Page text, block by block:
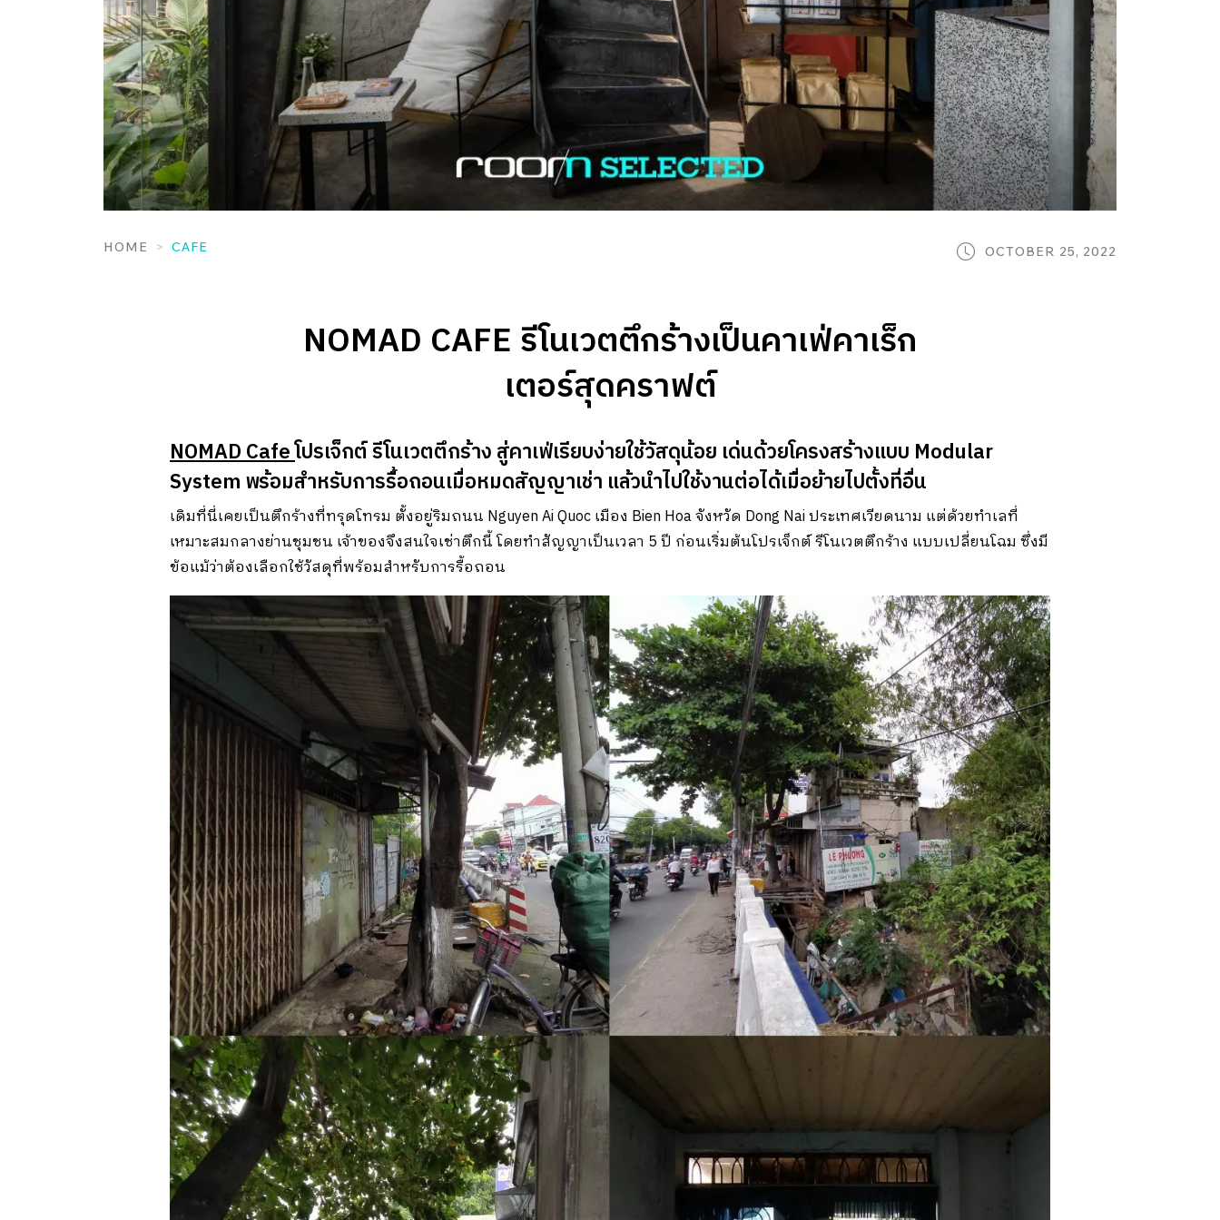
HOME CAFE OCTOBER 25, 2022
NOMAD CAFE รีโนเวตตึกร้างเป็นคาเฟ่คาเร็ก
เตอร์สุดคราฟต์
NOMAD Cafeโปรเจ็กต์ รีโนเวตตึกร้าง สู่คาเฟ่เรียบง่ายใช้วัสดุน้อย เด่นด้วยโครงสร้างแบบ Modular
System พร้อมสำหรับการรื้อถอนเมื่อหมดสัญญาเช่า แล้วนำไปใช้งานต่อได้เมื่อย้ายไปตั้งที่อื่น
เดิมที่นี่เคยเป็นตึกร้างที่ทรุดโทรม ตั้งอยู่ริมถนน Nguyen Ai Quoc เมือง Bien Hoa จังหวัด Dong Nai ประเทศเวียดนาม แต่ด้วยทำเลที่
เหมาะสมกลางย่านชุมชน เจ้าของจึงสนใจเช่าตึกนี้ โดยทำสัญญาเป็นเวลา 5 ปี ก่อนเริ่มต้นโปรเจ็กต์ รีโนเวตตึกร้าง แบบเปลี่ยนโฉม ซึ่งมี
ข้อแม้ว่าต้องเลือกใช้วัสดุที่พร้อมสำหรับการรื้อถอน